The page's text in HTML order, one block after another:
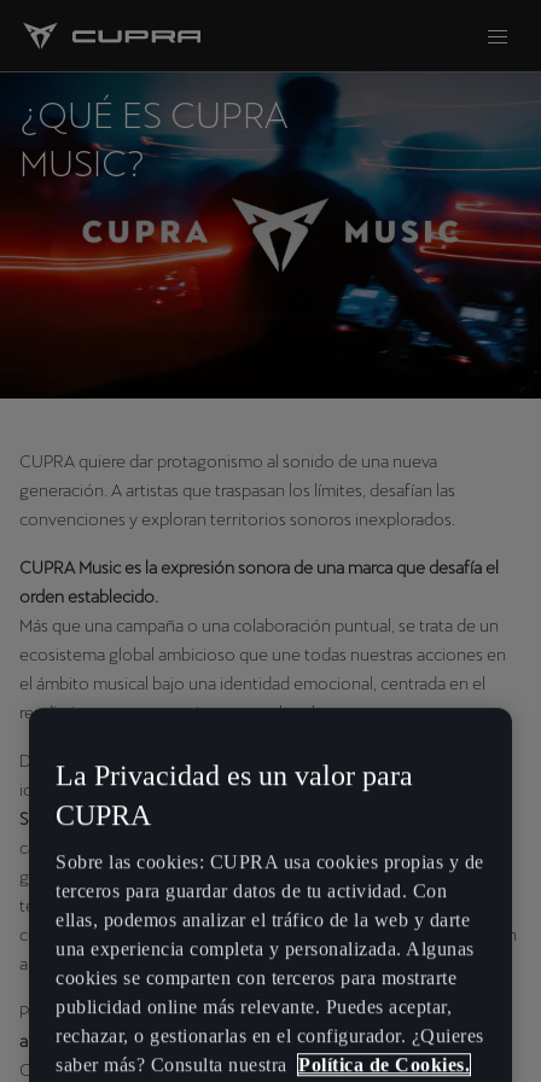
¿QUÉ ES CUPRA
MUSIC?
CUPRA quiere dar protagonismo al sonido de una nueva
generación. A artistas que traspasan los límites, desafían las
convenciones y exploran territorios sonoros inexplorados.
CUPRA Music es la expresión sonora de una marca que desafía el
orden establecido.
Más que una campaña o una colaboración puntual, se trata de un
ecosistema global ambicioso que une todas nuestras acciones en
el ámbito musical bajo una identidad emocional, centrada en el
rendimiento y con gran impacto cultural.
Desde el CUPRA Pulse—nuestro escenario insignia en festivales
icónicos como elPrimavera Sound— hasta las íntimas
Sessionsque se celebran en los City Garages de todo el mundo,
cada experiencia está pensada para conectar, de verdad, con una
generación que se define a través de la música. Tomamos los
tejados, los callejones y los rincones urbanos más insospechados
con pop-ups modulares, unas estructuras adaptables que permiten
a cada mercado expresar el espíritu de CUPRA Music a su manera.
Pero lo que realmente amplifica esta presencia global es nuestra
alianza estratégica con Amazon. Gracias a esta colaboración,
CUPRA se transforma en una marca de medios musicales, con el
La Privacidad es un valor para
CUPRA
Sobre las cookies: CUPRA usa cookies propias y de
terceros para guardar datos de tu actividad. Con
ellas, podemos analizar el tráfico de la web y darte
una experiencia completa y personalizada. Algunas
cookies se comparten con terceros para mostrarte
publicidad online más relevante. Puedes aceptar,
rechazar, o gestionarlas en el configurador. ¿Quieres
saber más? Consulta nuestra
Política de Cookies.